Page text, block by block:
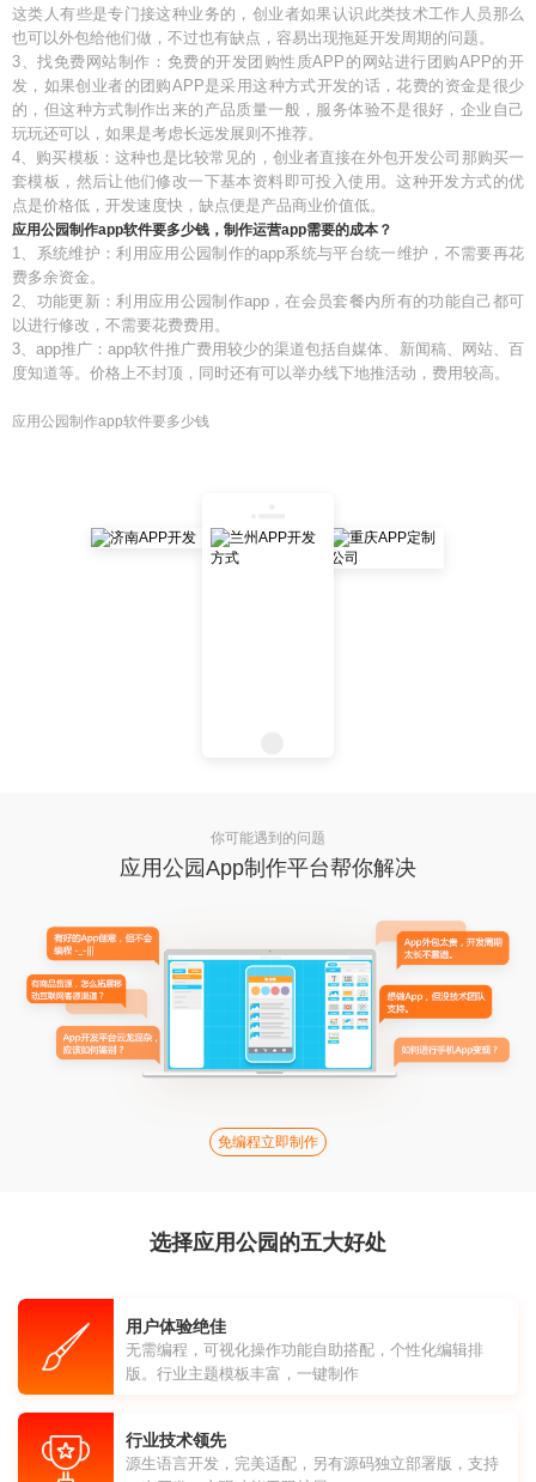
这类人有些是专门接这种业务的，创业者如果认识此类技术工作人员那么
也可以外包给他们做，不过也有缺点，容易出现拖延开发周期的问题。
3、找免费网站制作：免费的开发团购性质APP的网站进行团购APP的开
发，如果创业者的团购APP是采用这种方式开发的话，花费的资金是很少
的，但这种方式制作出来的产品质量一般，服务体验不是很好，企业自己
玩玩还可以，如果是考虑长远发展则不推荐。
4、购买模板：这种也是比较常见的，创业者直接在外包开发公司那购买一
套模板，然后让他们修改一下基本资料即可投入使用。这种开发方式的优
点是价格低，开发速度快，缺点便是产品商业价值低。
应用公园制作app软件要多少钱，制作运营app需要的成本？
1、系统维护：利用应用公园制作的app系统与平台统一维护，不需要再花
费多余资金。
2、功能更新：利用应用公园制作app，在会员套餐内所有的功能自己都可
以进行修改，不需要花费费用。
3、app推广：app软件推广费用较少的渠道包括自媒体、新闻稿、网站、百
度知道等。价格上不封顶，同时还有可以举办线下地推活动，费用较高。
应用公园制作app软件要多少钱
你可能遇到的问题
应用公园App制作平台帮你解决
免编程立即制作
选择应用公园的五大好处
用户体验绝佳
无需编程，可视化操作功能自助搭配，个性化编辑排
版。行业主题模板丰富，一键制作
行业技术领先
源生语言开发，完美适配，另有源码独立部署版，支持